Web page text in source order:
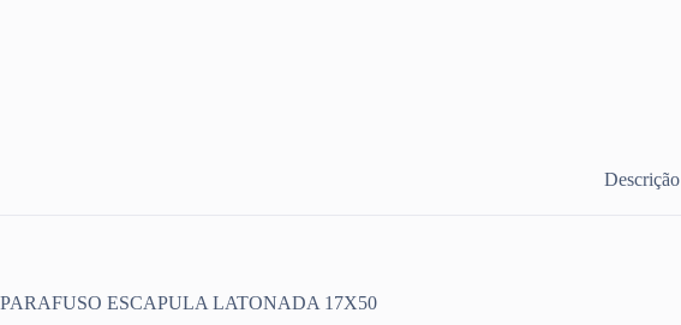
Descrição
PARAFUSO ESCAPULA LATONADA 17X50